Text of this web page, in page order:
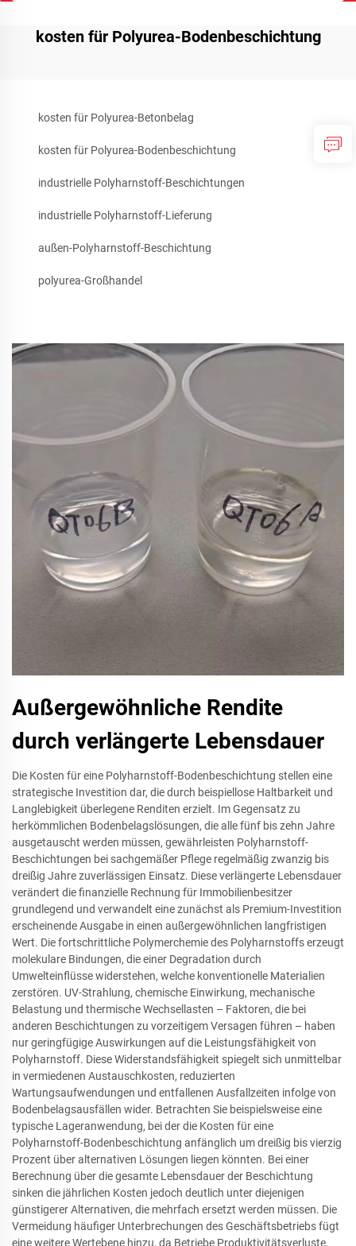
kosten für Polyurea-Bodenbeschichtung
kosten für Polyurea-Betonbelag
kosten für Polyurea-Bodenbeschichtung
industrielle Polyharnstoff-Beschichtungen
industrielle Polyharnstoff-Lieferung
außen-Polyharnstoff-Beschichtung
polyurea-Großhandel
Außergewöhnliche Rendite
durch verlängerte Lebensdauer
Die Kosten für eine Polyharnstoff-Bodenbeschichtung stellen eine
strategische Investition dar, die durch beispiellose Haltbarkeit und
Langlebigkeit überlegene Renditen erzielt. Im Gegensatz zu
herkömmlichen Bodenbelagslösungen, die alle fünf bis zehn Jahre
ausgetauscht werden müssen, gewährleisten Polyharnstoff-
Beschichtungen bei sachgemäßer Pflege regelmäßig zwanzig bis
dreißig Jahre zuverlässigen Einsatz. Diese verlängerte Lebensdauer
verändert die finanzielle Rechnung für Immobilienbesitzer
grundlegend und verwandelt eine zunächst als Premium-Investition
erscheinende Ausgabe in einen außergewöhnlichen langfristigen
Wert. Die fortschrittliche Polymerchemie des Polyharnstoffs erzeugt
molekulare Bindungen, die einer Degradation durch
Umwelteinflüsse widerstehen, welche konventionelle Materialien
zerstören. UV-Strahlung, chemische Einwirkung, mechanische
Belastung und thermische Wechsellasten – Faktoren, die bei
anderen Beschichtungen zu vorzeitigem Versagen führen – haben
nur geringfügige Auswirkungen auf die Leistungsfähigkeit von
Polyharnstoff. Diese Widerstandsfähigkeit spiegelt sich unmittelbar
in vermiedenen Austauschkosten, reduzierten
Wartungsaufwendungen und entfallenen Ausfallzeiten infolge von
Bodenbelagsausfällen wider. Betrachten Sie beispielsweise eine
typische Lageranwendung, bei der die Kosten für eine
Polyharnstoff-Bodenbeschichtung anfänglich um dreißig bis vierzig
Prozent über alternativen Lösungen liegen könnten. Bei einer
Berechnung über die gesamte Lebensdauer der Beschichtung
sinken die jährlichen Kosten jedoch deutlich unter diejenigen
günstigerer Alternativen, die mehrfach ersetzt werden müssen. Die
Vermeidung häufiger Unterbrechungen des Geschäftsbetriebs fügt
eine weitere Wertebene hinzu, da Betriebe Produktivitätsverluste,